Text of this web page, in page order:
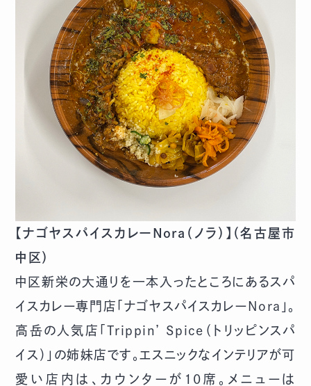
【ナゴヤスパイスカレーNora（ノラ）】（名古屋市
中区）
中区新栄の大通りを一本入ったところにあるスパ
イスカレー専門店「ナゴヤスパイスカレーNora」。
高岳の人気店「Trippin’ Spice（トリッピンスパ
イス）」の姉妹店です。エスニックなインテリアが可
愛い店内は、カウンターが10席。メニューは